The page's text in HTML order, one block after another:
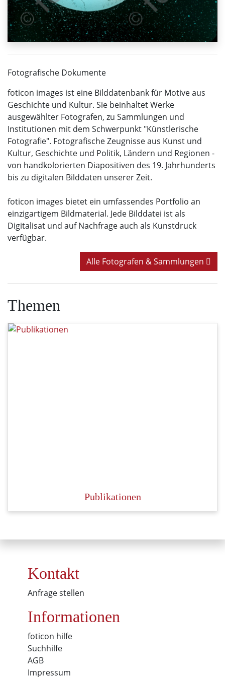
Fotografische Dokumente
foticon images ist eine Bilddatenbank für Motive aus
Geschichte und Kultur. Sie beinhaltet Werke
ausgewählter Fotografen, zu Sammlungen und
Institutionen mit dem Schwerpunkt "Künstlerische
Fotografie". Fotografische Zeugnisse aus Kunst und
Kultur, Geschichte und Politik, Ländern und Regionen -
von handkolorierten Diapositiven des 19. Jahrhunderts
bis zu digitalen Bilddaten unserer Zeit.
foticon images bietet ein umfassendes Portfolio an
einzigartigem Bildmaterial. Jede Bilddatei ist als
Digitalisat und auf Nachfrage auch als Kunstdruck
verfügbar.
Alle Fotografen & Sammlungen
Themen
Publikationen
Kontakt
Anfrage stellen
Informationen
foticon hilfe
Suchhilfe
AGB
Impressum